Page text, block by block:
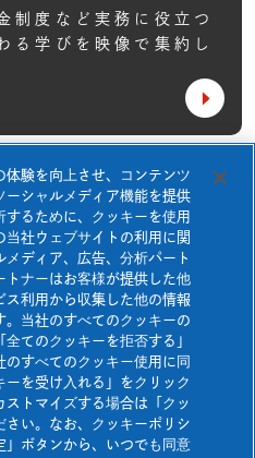
製品一覧
断熱から、学ぶ。
お知らせ
お問い合わせ
ウンロード
制度など実務に役立つ
る学びを映像で集約し
ダウンロード
シダウンロード
書ダウンロード
験を向上させ、コンテンツ
シャルメディア機能を提供
するために、クッキーを使用
当社ウェブサイトの利用に関
ディア、広告、分析パート
ナーはお客様が提供した他
利用から収集した他の情報
当社のすべてのクッキーの
てのクッキーを拒否する」
すべてのクッキー使用に同
を受け入れる」をクリック
トマイズする場合は「クッ
い。なお、クッキーポリシ
ボタンから、いつでも同意